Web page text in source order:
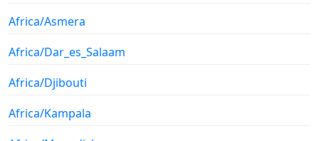
Africa/Asmera
Africa/Dar_es_Salaam
Africa/Djibouti
Africa/Kampala